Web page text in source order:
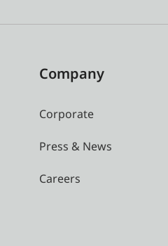
Company
Corporate
Press & News
Careers